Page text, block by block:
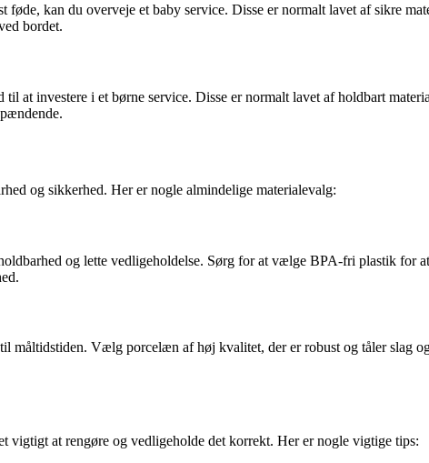
kan du overveje et baby service. Disse er normalt lavet af sikre
bordet.
at investere i et børne service. Disse er normalt lavet af holdbart
og sikkerhed. Her er nogle almindelige materialevalg:
og lette vedligeholdelse. Sørg for at vælge BPA-fri plastik for
måltidstiden. Vælg porcelæn af høj kvalitet, der er robust og tåler slag
vigtigt at rengøre og vedligeholde det korrekt. Her er nogle vigtige tips: